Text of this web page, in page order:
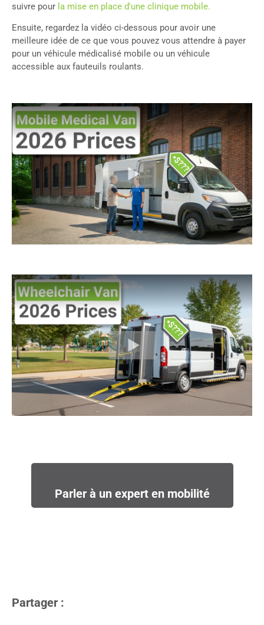
suivre pour la mise en place d'une clinique mobile.
Ensuite, regardez la vidéo ci-dessous pour avoir une
meilleure idée de ce que vous pouvez vous attendre à payer
pour un véhicule médicalisé mobile ou un véhicule
accessible aux fauteuils roulants.
Parler à un expert en mobilité
Partager :